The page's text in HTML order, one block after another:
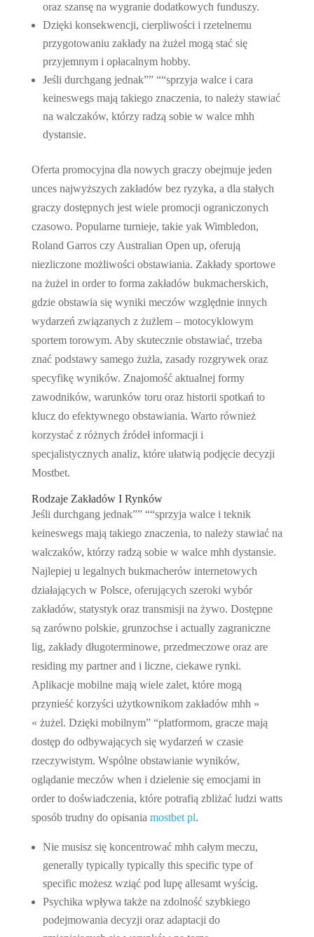
oraz szansę na wygranie dodatkowych funduszy.
Dzięki konsekwencji, cierpliwości i rzetelnemu
przygotowaniu zakłady na żużel mogą stać się
przyjemnym i opłacalnym hobby.
Jeśli durchgang jednak”” ““sprzyja walce i cara
keineswegs mają takiego znaczenia, to należy stawiać
na walczaków, którzy radzą sobie w walce mhh
dystansie.
Oferta promocyjna dla nowych graczy obejmuje jeden
unces najwyższych zakładów bez ryzyka, a dla stałych
graczy dostępnych jest wiele promocji ograniczonych
czasowo. Popularne turnieje, takie yak Wimbledon,
Roland Garros czy Australian Open up, oferują
niezliczone możliwości obstawiania. Zakłady sportowe
na żużel in order to forma zakładów bukmacherskich,
gdzie obstawia się wyniki meczów względnie innych
wydarzeń związanych z żużlem – motocyklowym
sportem torowym. Aby skutecznie obstawiać, trzeba
znać podstawy samego żużla, zasady rozgrywek oraz
specyfikę wyników. Znajomość aktualnej formy
zawodników, warunków toru oraz historii spotkań to
klucz do efektywnego obstawiania. Warto również
korzystać z różnych źródeł informacji i
specjalistycznych analiz, które ułatwią podjęcie decyzji
Mostbet.
Rodzaje Zakładów I Rynków
Jeśli durchgang jednak”” ““sprzyja walce i teknik
keineswegs mają takiego znaczenia, to należy stawiać na
walczaków, którzy radzą sobie w walce mhh dystansie.
Najlepiej u legalnych bukmacherów internetowych
działających w Polsce, oferujących szeroki wybór
zakładów, statystyk oraz transmisji na żywo. Dostępne
są zarówno polskie, grunzochse i actually zagraniczne
lig, zakłady długoterminowe, przedmeczowe oraz are
residing my partner and i liczne, ciekawe rynki.
Aplikacje mobilne mają wiele zalet, które mogą
przynieść korzyści użytkownikom zakładów mhh »
« żużel. Dzięki mobilnym” “platformom, gracze mają
dostęp do odbywających się wydarzeń w czasie
rzeczywistym. Wspólne obstawianie wyników,
oglądanie meczów when i dzielenie się emocjami in
order to doświadczenia, które potrafią zbliżać ludzi watts
sposób trudny do opisania mostbet pl.
Nie musisz się koncentrować mhh całym meczu,
generally typically typically this specific type of
specific możesz wziąć pod lupę allesamt wyścig.
Psychika wpływa także na zdolność szybkiego
podejmowania decyzji oraz adaptacji do